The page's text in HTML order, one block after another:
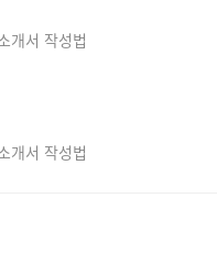
개서 작성법
개서 작성법